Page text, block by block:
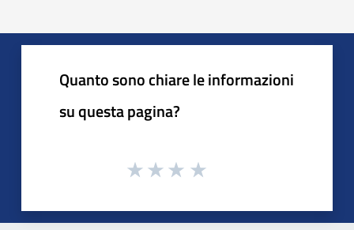
Quanto sono chiare le informazioni
su questa pagina?